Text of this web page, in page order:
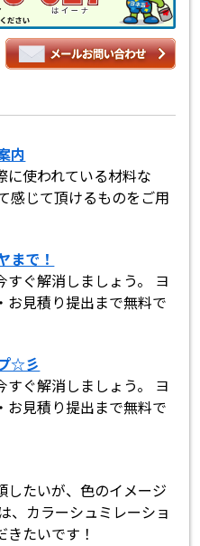
内
に使われている材料な
感じて頂けるものをご用
まで！
ぐ解消しましょう。 ヨ
お見積り提出まで無料で
☆彡
ぐ解消しましょう。 ヨ
お見積り提出まで無料で
したいが、色のイメージ
、カラーシュミレーショ
たいです！